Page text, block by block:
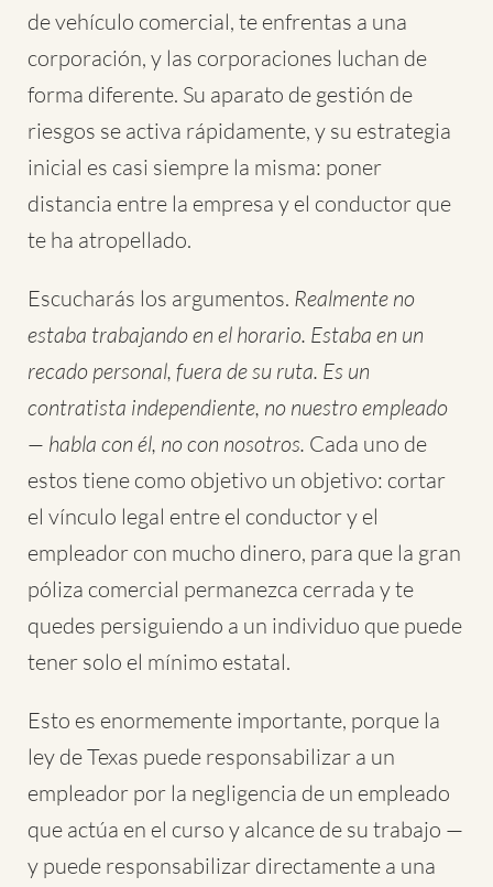
de vehículo comercial, te enfrentas a una
corporación, y las corporaciones luchan de
forma diferente. Su aparato de gestión de
riesgos se activa rápidamente, y su estrategia
inicial es casi siempre la misma: poner
distancia entre la empresa y el conductor que
te ha atropellado.
Escucharás los argumentos. Realmente no
estaba trabajando en el horario. Estaba en un
recado personal, fuera de su ruta. Es un
contratista independiente, no nuestro empleado
— habla con él, no con nosotros. Cada uno de
estos tiene como objetivo un objetivo: cortar
el vínculo legal entre el conductor y el
empleador con mucho dinero, para que la gran
póliza comercial permanezca cerrada y te
quedes persiguiendo a un individuo que puede
tener solo el mínimo estatal.
Esto es enormemente importante, porque la
ley de Texas puede responsabilizar a un
empleador por la negligencia de un empleado
que actúa en el curso y alcance de su trabajo —
y puede responsabilizar directamente a una